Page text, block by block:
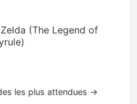
(The Legend of
les plus attendues →